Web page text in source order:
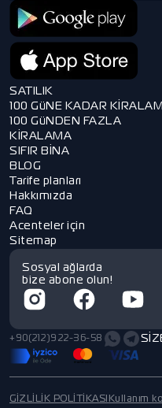
SATILIK
100 GüNE KADAR
100 GüNDEN FAZLA
KİRALAMA
SIFIR BİNA
BLOG
Tarife planları
Hakkımızda
FAQ
Acenteler için
Sitemap
Sosyal ağlarda
bize abone olun!
+90(212)922-36-58
GİZLİLİK POLİTİKASI Kullanım